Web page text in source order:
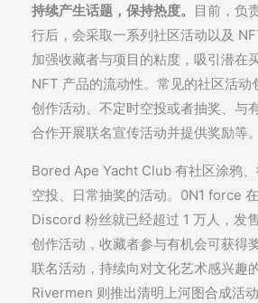
持续产生话题，保持热度。 目前，负
行后，会采取一系列社区活动以及
加强收藏者与项目的粘度，吸引潜在
NFT 产品的流动性。常见的社区活动
创作活动、不定时空投或者抽奖、与
合作开展联名宣传活动并提供奖励等。
Bored Ape Yacht Club 有社区涂鸦
空投、日常抽奖的活动。0N1 force
Discord 粉丝就已经超过 1 万人，发
创作活动，收藏者参与有机会可获得
联名活动，持续向对文化艺术感兴趣
Rivermen 则推出清明上河图合成活